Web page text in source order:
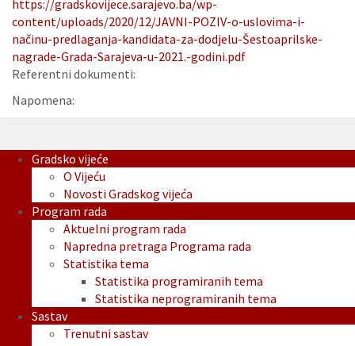
https://gradskovijece.sarajevo.ba/wp-
content/uploads/2020/12/JAVNI-POZIV-o-uslovima-i-
načinu-predlaganja-kandidata-za-dodjelu-Šestoaprilske-
nagrade-Grada-Sarajeva-u-2021.-godini.pdf
Referentni dokumenti:
Napomena:
Gradsko vijeće
O Vijeću
Novosti Gradskog vijeća
Program rada
Aktuelni program rada
Napredna pretraga Programa rada
Statistika tema
Statistika programiranih tema
Statistika neprogramiranih tema
Sastav
Trenutni sastav